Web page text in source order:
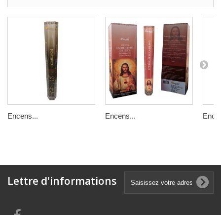
Encens... Encens...
Lettre d'informations